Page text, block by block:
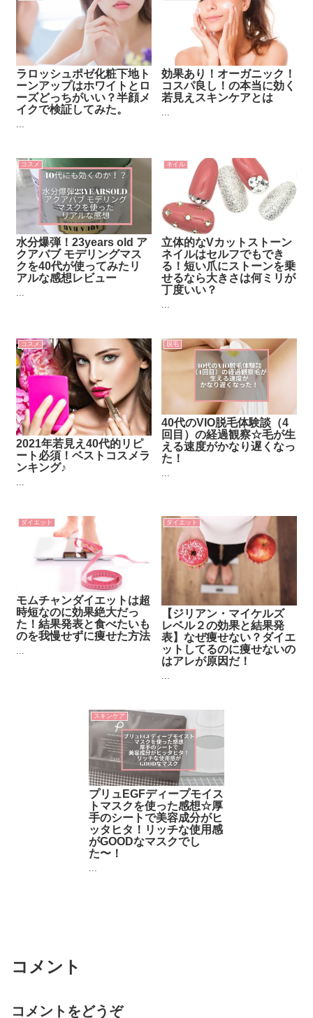
ラロッシュポゼ化粧下地ト
ーンアップはホワイトとロ
ーズどっちがいい？半顔メ
イクで検証してみた。
...
効果あり！オーガニック！
コスパ良し！の本当に効く
若見えスキンケアとは
...
コスメ
水分爆弾！23years old ア
クアバブ モデリングマス
クを40代が使ってみたリ
アルな感想レビュー
ネイル
立体的なVカットストーン
ネイルはセルフでもでき
る！短い爪にストーンを乗
せるなら大きさは何ミリが
丁度いい？
コスメ
2021年若見え40代的リピ
ート必須！ベストコスメラ
ンキング♪
...
脱毛
40代のVIO脱毛体験談（4
回目）の経過観察☆毛が生
える速度がかなり遅くなっ
た！
ダイエット
モムチャンダイエットは超
時短なのに効果絶大だっ
た！結果発表と食べたいも
のを我慢せずに痩せた方法
ダイエット
【ジリアン・マイケルズ
レベル２の効果と結果発
表】なぜ痩せない？ダイエ
ットしてるのに痩せないの
はアレが原因だ！
...
スキンケア
プリュEGFディープモイス
トマスクを使った感想☆厚
手のシートで美容成分がヒ
ッタヒタ！リッチな使用感
がGOODなマスクでし
た〜！
...
コメント
コメントをどうぞ